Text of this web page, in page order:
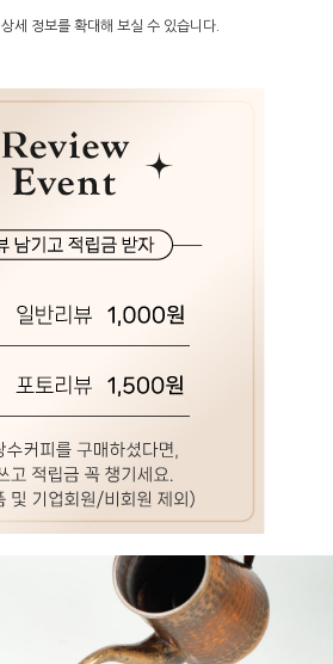
상세 정보를 확대해 보실 수 있습니다.